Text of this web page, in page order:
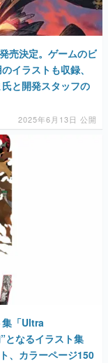
売決定。ゲームのビ
イラストも収録、
と開発スタッフの
2025年6月13日 公開
集「Ultra
となるイラスト集
、カラーページ150